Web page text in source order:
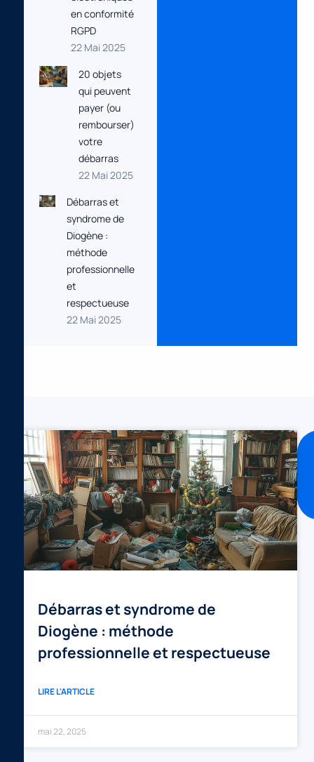
en conformité
RGPD
22 Mai 2025
20 objets
qui peuvent
payer (ou
rembourser)
votre
débarras
22 Mai 2025
Débarras et
syndrome de
Diogène :
méthode
professionnelle
et
respectueuse
22 Mai 2025
AUTRES
ACTUALITÉS
Ces
articles
peuvent
vous
intéresser
Débarras et syndrome de
Diogène : méthode
professionnelle et respectueuse
LIRE L'ARTICLE
mai 22, 2025